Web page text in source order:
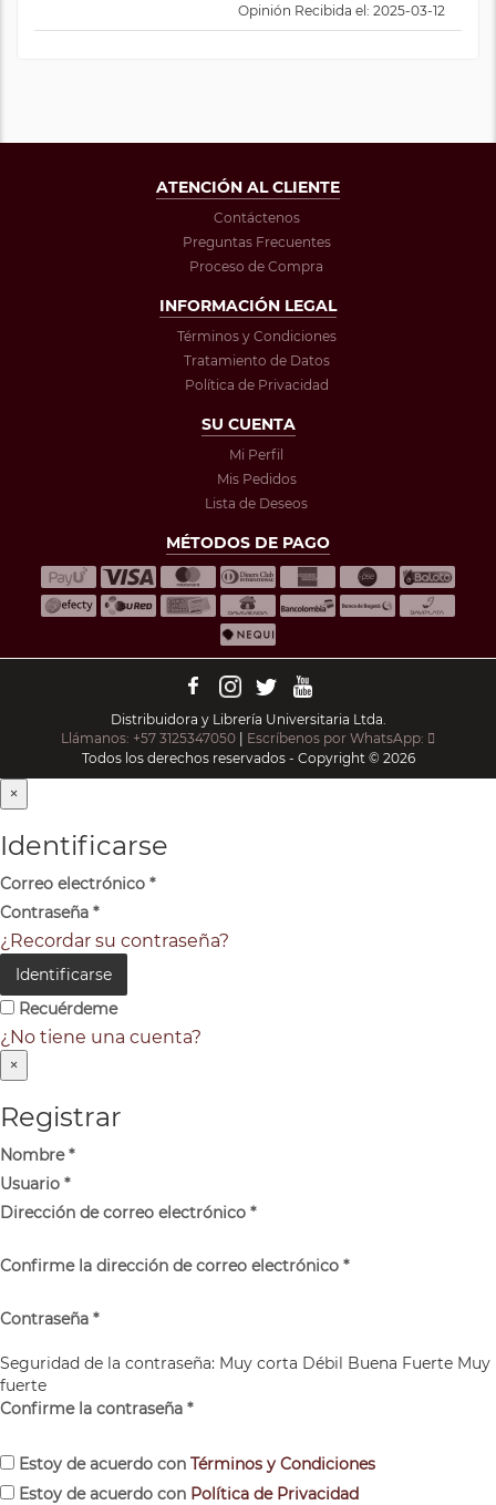
Opinión Recibida el: 2025-03-12
ATENCIÓN AL CLIENTE
Contáctenos
Preguntas Frecuentes
Proceso de Compra
INFORMACIÓN LEGAL
Términos y Condiciones
Tratamiento de Datos
Política de Privacidad
SU CUENTA
Mi Perfil
Mis Pedidos
Lista de Deseos
MÉTODOS DE PAGO
Distribuidora y Librería Universitaria Ltda.
Llámanos: +57 3125347050
Escríbenos por WhatsApp:
Todos los derechos reservados - Copyright © 2026
×
Identificarse
Correo electrónico *
Contraseña *
¿Recordar su contraseña?
Identificarse
Recuérdeme
¿No tiene una cuenta?
×
Registrar
Nombre*
Usuario *
Dirección de correo electrónico *
Confirme la dirección de correo electrónico *
Contraseña *
Seguridad de la contraseña: Muy corta Débil Buena Fuerte Muy
fuerte
Confirme la contraseña *
Estoy de acuerdo con Términos y Condiciones
Estoy de acuerdo con Política de Privacidad